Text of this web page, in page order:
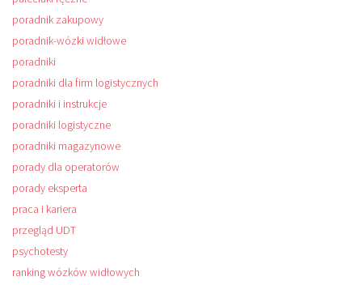
poradnik zakupowy
poradnik-wózki widłowe
poradniki
poradniki dla firm logistycznych
poradniki i instrukcje
poradniki logistyczne
poradniki magazynowe
porady dla operatorów
porady eksperta
praca i kariera
przegląd UDT
psychotesty
ranking wózków widłowych